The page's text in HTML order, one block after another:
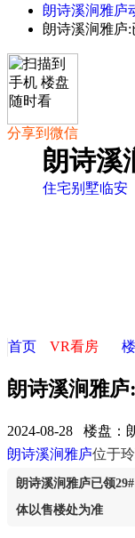
朗诗溪涧雅庐
朗诗溪涧雅庐:
分享到微信
朗诗溪
住宅别墅临安
首页 VR看房
朗诗溪涧雅
2024-08-28 楼盘：
朗诗溪涧雅庐位于
朗诗溪涧雅庐已领
体以售楼处为准